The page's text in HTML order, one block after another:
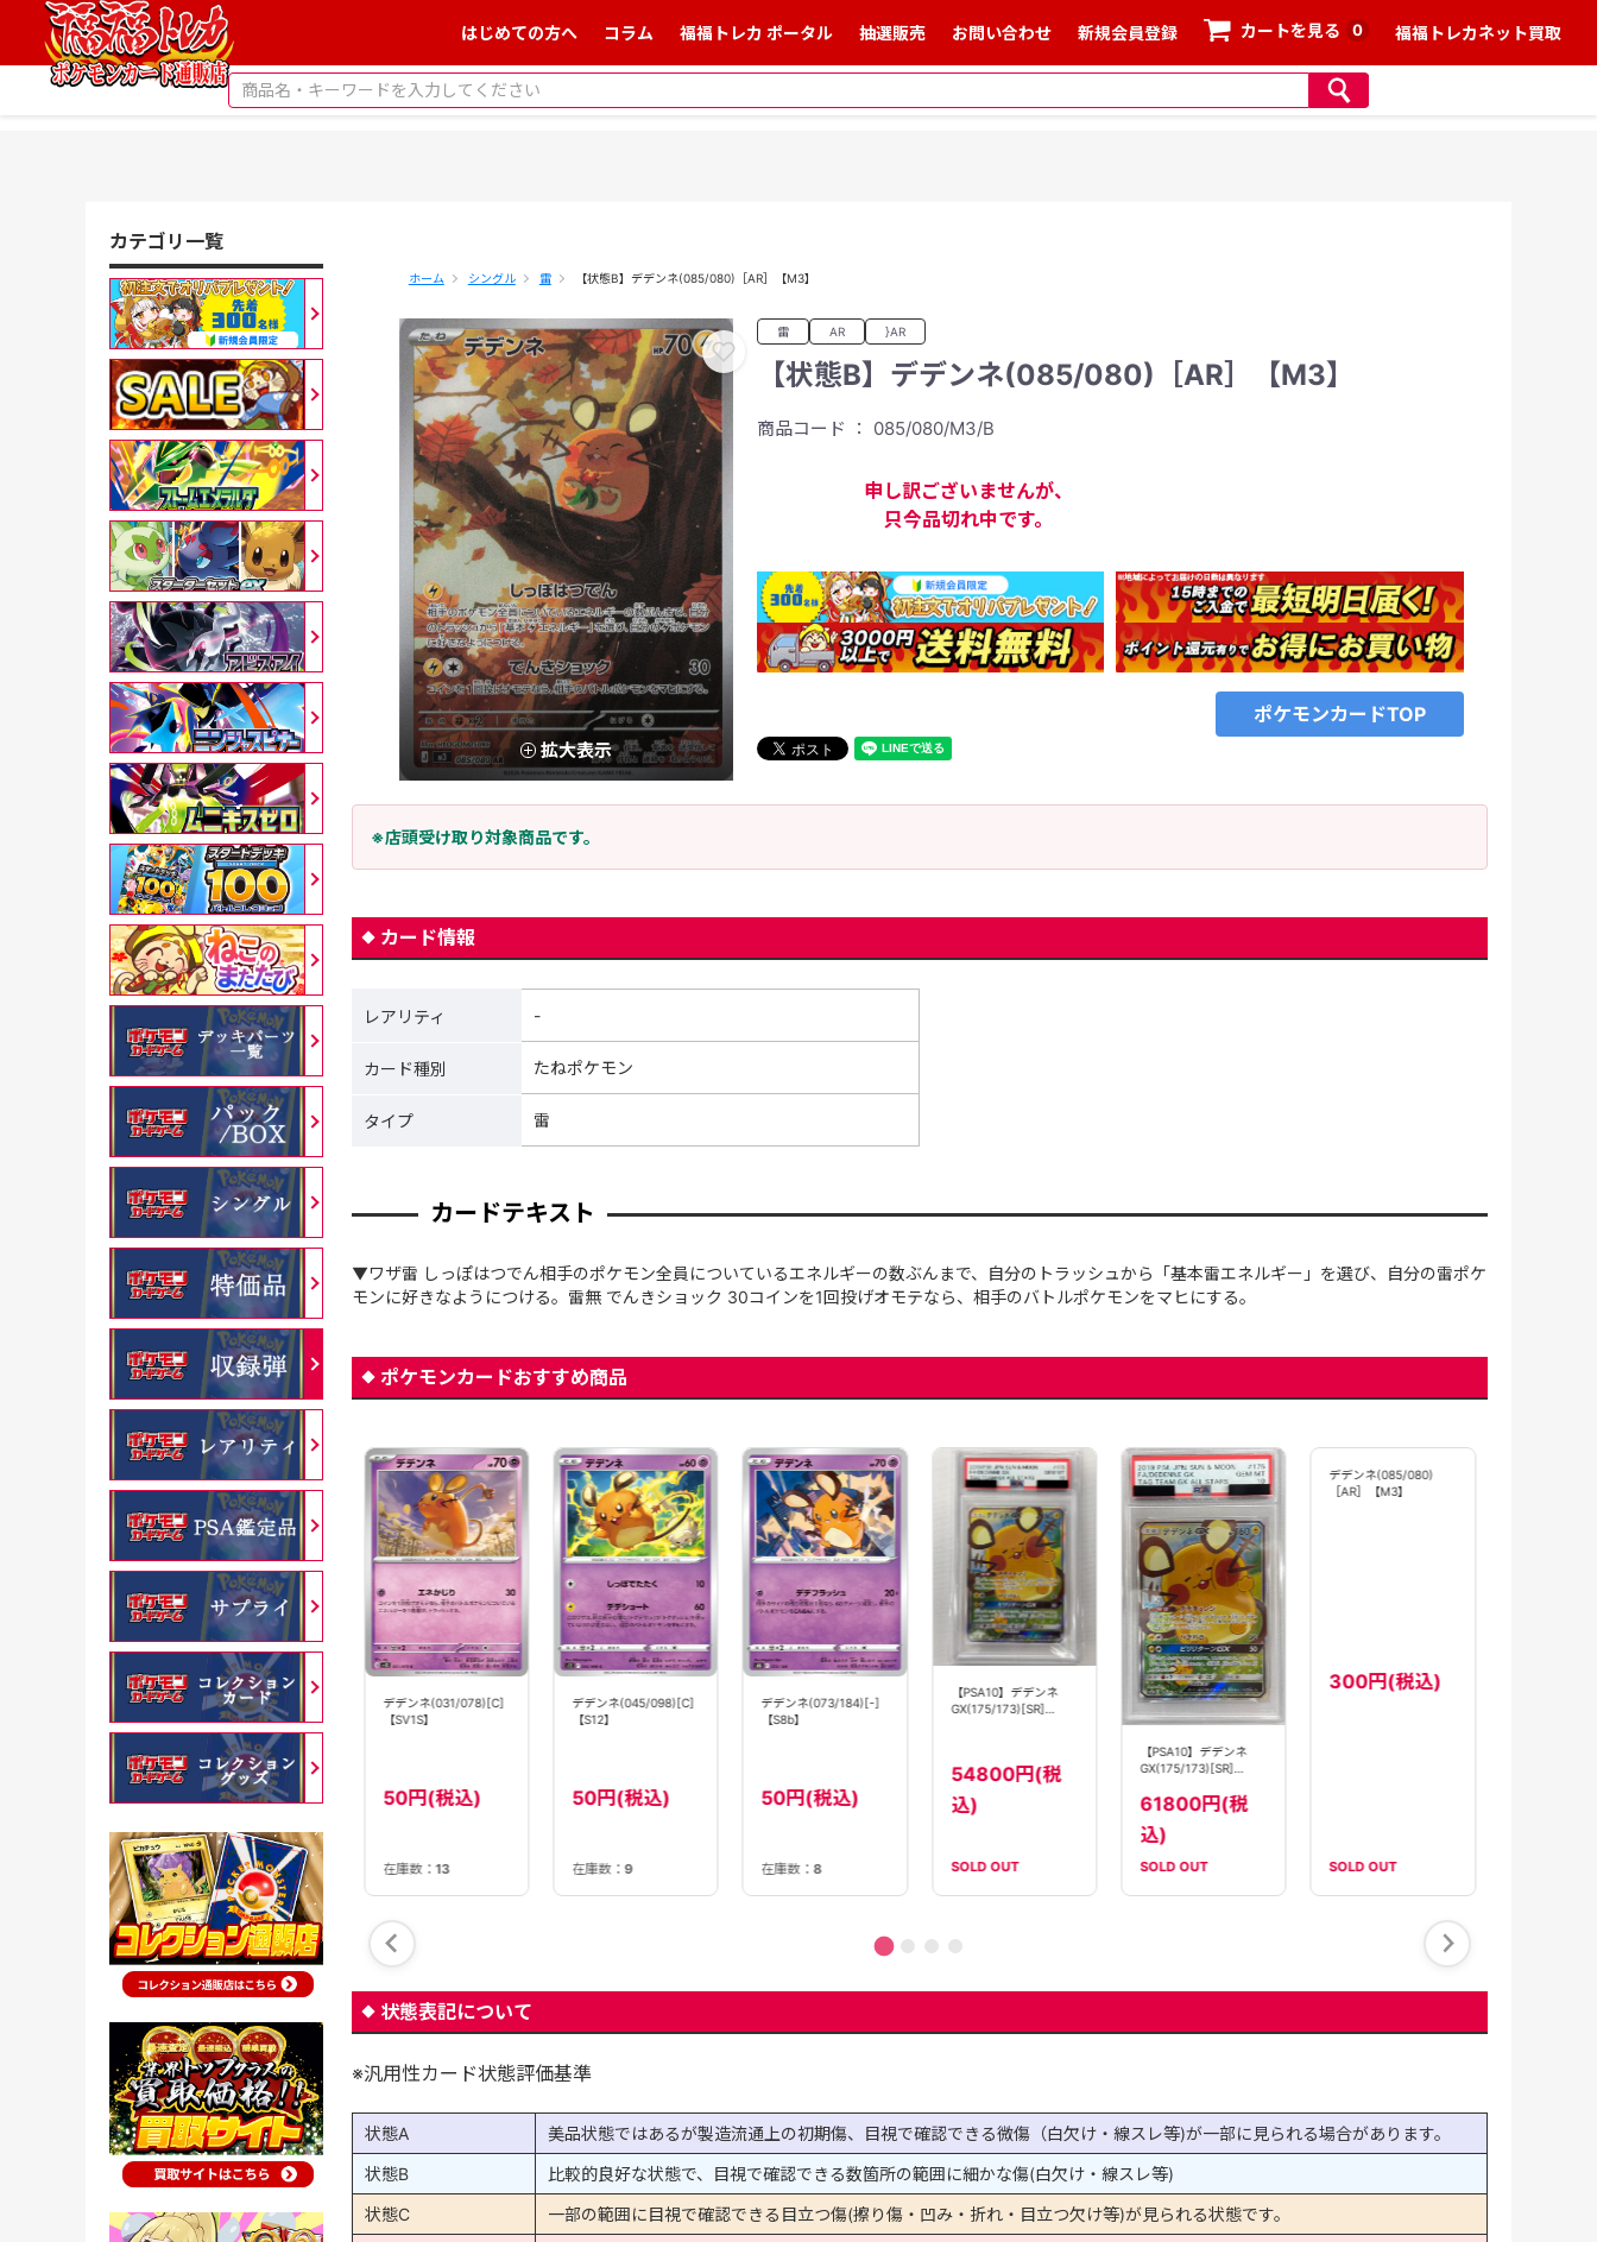
はじめての方へ コラム 福福トレカ ポータル 抽選販売 お問い合わせ 新規会員登録 カートを見る 0 福福トレカネット買取
ホーム シングル 雷 【状態B】デデンネ(085/080)［AR］【M3】
拡大表示
雷 AR }AR
【状態B】デデンネ(085/080)［AR］【M3】
商品コード ： 085/080/M3/B
申し訳ございませんが、
只今品切れ中です。
ポケモンカードTOP
※店頭受け取り対象商品です。
カード情報
レアリティ -
カード種別 たねポケモン
タイプ 雷
カードテキスト
▼ワザ雷 しっぽはつでん相手のポケモン全員についているエネルギーの数ぶんまで、自分のトラッシュから「基本雷エネルギー」を選び、自分の雷ポケ
モンに好きなようにつける。雷無 でんきショック 30コインを1回投げオモテなら、相手のバトルポケモンをマヒにする。
ポケモンカードおすすめ商品
デデンネGX(175/173)
[SA]【sm12a】
22800円(税
在庫数：1
デデンネ(031/078)[C]
【SV1S】
50円(税込)
在庫数： 13
デデンネ(045/098)[C]
【S12】
50円(税込)
在庫数：9
デデンネ(073/184)[-]
【S8b】
50円(税込)
在庫数：8
【PSA10】デデンネ
GX(175/173)[SR]
54800円(税
込)
SOLD OUT
【PSA10】デデンネ
GX(175/173)[SR]
61800円(税
込)
SOLD OUT SOLD OUT
状態表記について
※汎用性カード状態評価基準
状態A
美品状態ではあるが製造流通上の初期傷、目視で確認できる微傷（白欠け・線スレ等)が一部に見られる場合があります。
状態B
比較的良好な状態で、目視で確認できる数箇所の範囲に細かな傷(白欠け・線スレ等)
状態C
一部の範囲に目視で確認できる目立つ傷(擦り傷・凹み・折れ・目立つ欠け等)が見られる状態です。
カテゴリ一覧